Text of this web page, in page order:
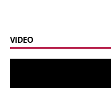
VIDEO